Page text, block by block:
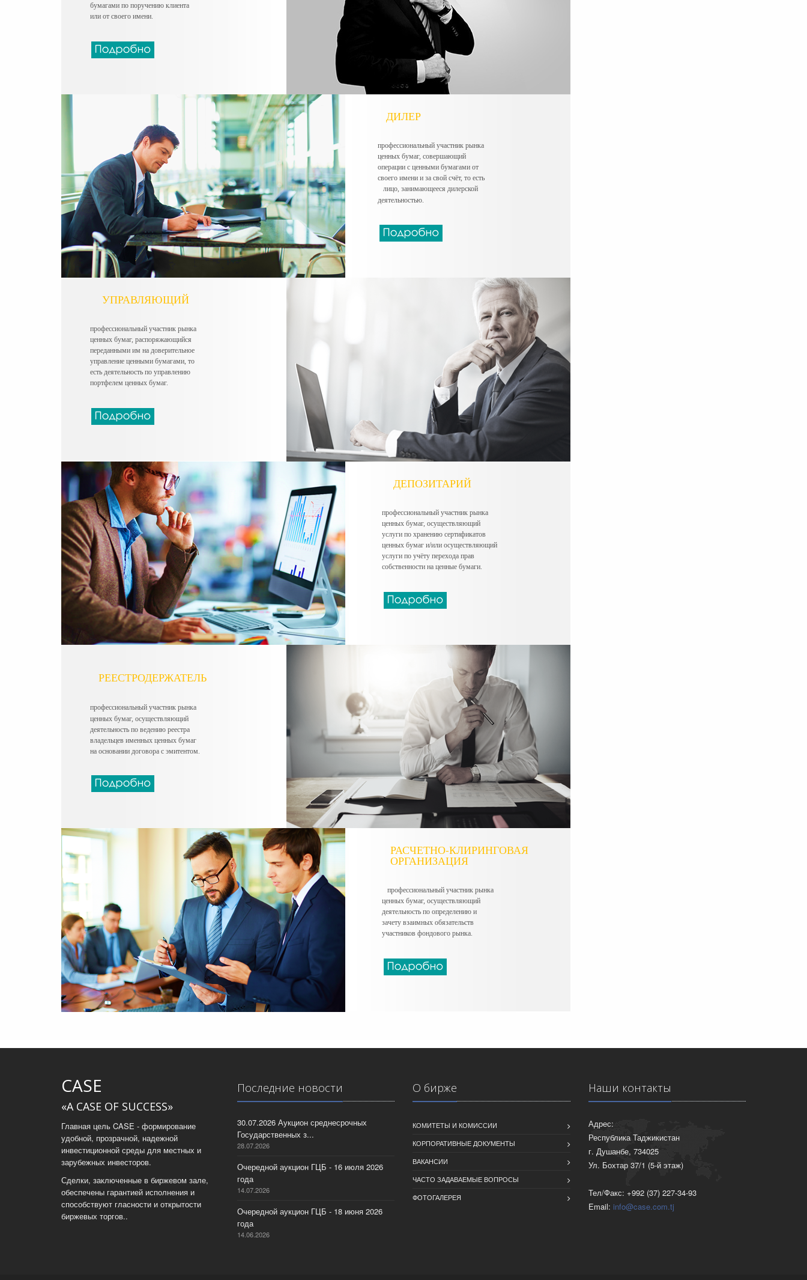
бумагами по поручению клиента
или от своего имени.
ДИЛЕР
профессиональный участник рынка
ценных бумаг, совершающий
операции с ценными бумагами от
своего имени и за свой счёт, то есть
лицо, занимающееся дилерской
деятельностью.
УПРАВЛЯЮЩИЙ
профессиональный участник рынка
ценныхбумаг, распоряжающийся
переданными имна доверительное
управление ценнымибумагами, то
есть деятельность по управлению
портфелем ценных бумаг.
ДЕПОЗИТАРИЙ
профессиональный участник рынка
ценных бумаг, осуществляющий
услуги по хранению сертификатов
ценных бумаг и/или осуществляющий
услуги по учёту перехода прав
собственности на ценные бумаги.
РЕЕСТРОДЕРЖАТЕЛЬ
профессиональный участник рынка
ценных бумаг, осуществляющий
деятельность по ведению реестра
владельцев именных ценных бумаг
на основании договора с эмитентом.
РАСЧЕТНО-КЛИРИНГОВАЯ
ОРГАНИЗАЦИЯ
профессиональный участник рынка
ценных бумаг, осуществляющий
деятельность по определению и
зачету взаимных обязательств
участников фондового рынка.
CASE
«A CASE OF SUCCESS»
Главная цель CASE - формирование
удобной, прозрачной, надежной
инвестиционной среды для местных и
зарубежных инвесторов.
Сделки, заключенные в биржевом зале,
обеспечены гарантией исполнения и
способствуют гласности и открытости
биржевых торгов..
Последние новости
30.07.2026 Аукцион среднесрочных
Государственных з...
28.07.2026
Очередной аукцион ГЦБ - 16 июля 2026
года
14.07.2026
Очередной аукцион ГЦБ - 18 июня 2026
года
14.06.2026
О бирже
КОМИТЕТЫ И КОМИССИИ
КОРПОРАТИВНЫЕ ДОКУМЕНТЫ
ВАКАНСИИ
ЧАСТО ЗАДАВАЕМЫЕ ВОПРОСЫ
ФОТОГАЛЕРЕЯ
Наши контакты
Адрес:
Республика Таджикистан
г. Душанбе, 734025
Ул. Бохтар 37/1 (5-й этаж)
Тел/Факс: +992 (37) 227-34-93
Email: info@case.com.tj